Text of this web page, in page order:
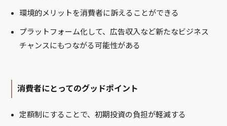
環境的メリットを消費者に訴えることができる
プラットフォーム化して、広告収入など新たなビジネス
チャンスにもつながる可能性がある
消費者にとってのグッドポイント
定額制にすることで、初期投資の負担が軽減する